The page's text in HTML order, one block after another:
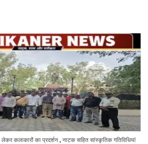
लेकर कलाकारों का प्रदर्शन , नाटक सहित सांस्कृतिक गतिविधियां